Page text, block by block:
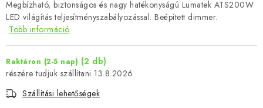
Megbízható, biztonságos és nagy hatékonyságú Lumatek ATS200W
LED világítás teljesítményszabályozással. Beépített dimmer.
Több információ
Raktáron (2-5 nap) (2 db)
13.8.2026
Szállítási lehetőségek